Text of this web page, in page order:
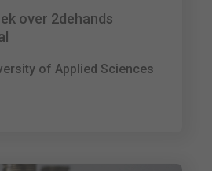
over 2dehands
of Applied Sciences